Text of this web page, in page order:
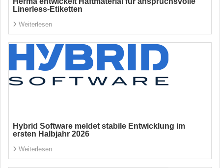
Linerless-Etiketten
Weiterlesen
Hybrid Software meldet stabile Entwicklung im
ersten Halbjahr 2026
Weiterlesen